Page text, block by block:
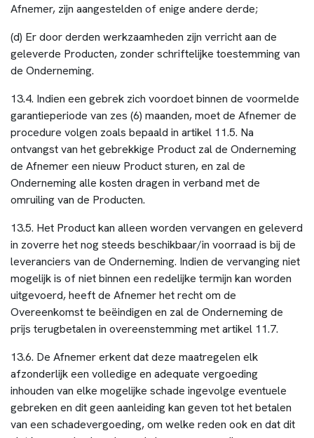
Afnemer, zijn aangestelden of enige andere derde;
(d) Er door derden werkzaamheden zijn verricht aan de
geleverde Producten, zonder schriftelijke toestemming van
de Onderneming.
13.4. Indien een gebrek zich voordoet binnen de voormelde
garantieperiode van zes (6) maanden, moet de Afnemer de
procedure volgen zoals bepaald in artikel 11.5. Na
ontvangst van het gebrekkige Product zal de Onderneming
de Afnemer een nieuw Product sturen, en zal de
Onderneming alle kosten dragen in verband met de
omruiling van de Producten.
13.5. Het Product kan alleen worden vervangen en geleverd
in zoverre het nog steeds beschikbaar/in voorraad is bij de
leveranciers van de Onderneming. Indien de vervanging niet
mogelijk is of niet binnen een redelijke termijn kan worden
uitgevoerd, heeft de Afnemer het recht om de
Overeenkomst te beëindigen en zal de Onderneming de
prijs terugbetalen in overeenstemming met artikel 11.7.
13.6. De Afnemer erkent dat deze maatregelen elk
afzonderlijk een volledige en adequate vergoeding
inhouden van elke mogelijke schade ingevolge eventuele
gebreken en dit geen aanleiding kan geven tot het betalen
van een schadevergoeding, om welke reden ook en dat dit